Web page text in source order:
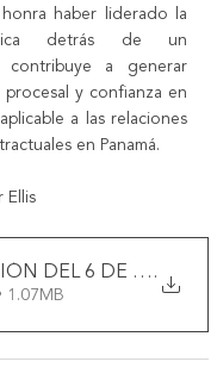
haber liderado la
detrás de un
contribuye a generar
procesal y confianza en
a las relaciones
en Panamá.
Ellis
DEL 6 DE ABRIL DE
.
• 1.07MB